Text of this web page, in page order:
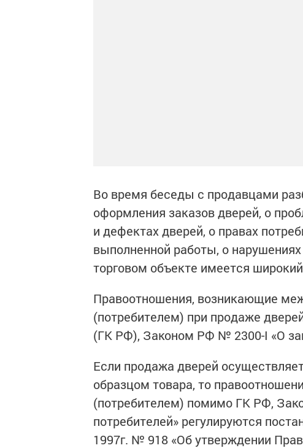
Во время беседы с продавцами
оформления заказов дверей, о
и дефектах дверей, о правах
выполненной работы, о
торговом объекте имеется
Правоотношения, возникающие
(потребителем) при продаже
(ГК РФ), Законом РФ № 2300-I «О
Если продажа дверей
образцом товара, то
(потребителем) помимо ГК РФ,
потребителей» регулируются
1997г. № 918 «Об утверждении